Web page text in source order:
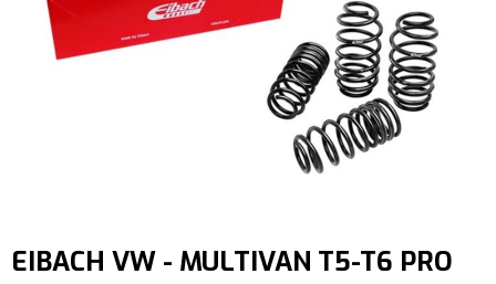
EIBACH VW - MULTIVAN T5-T6 PRO